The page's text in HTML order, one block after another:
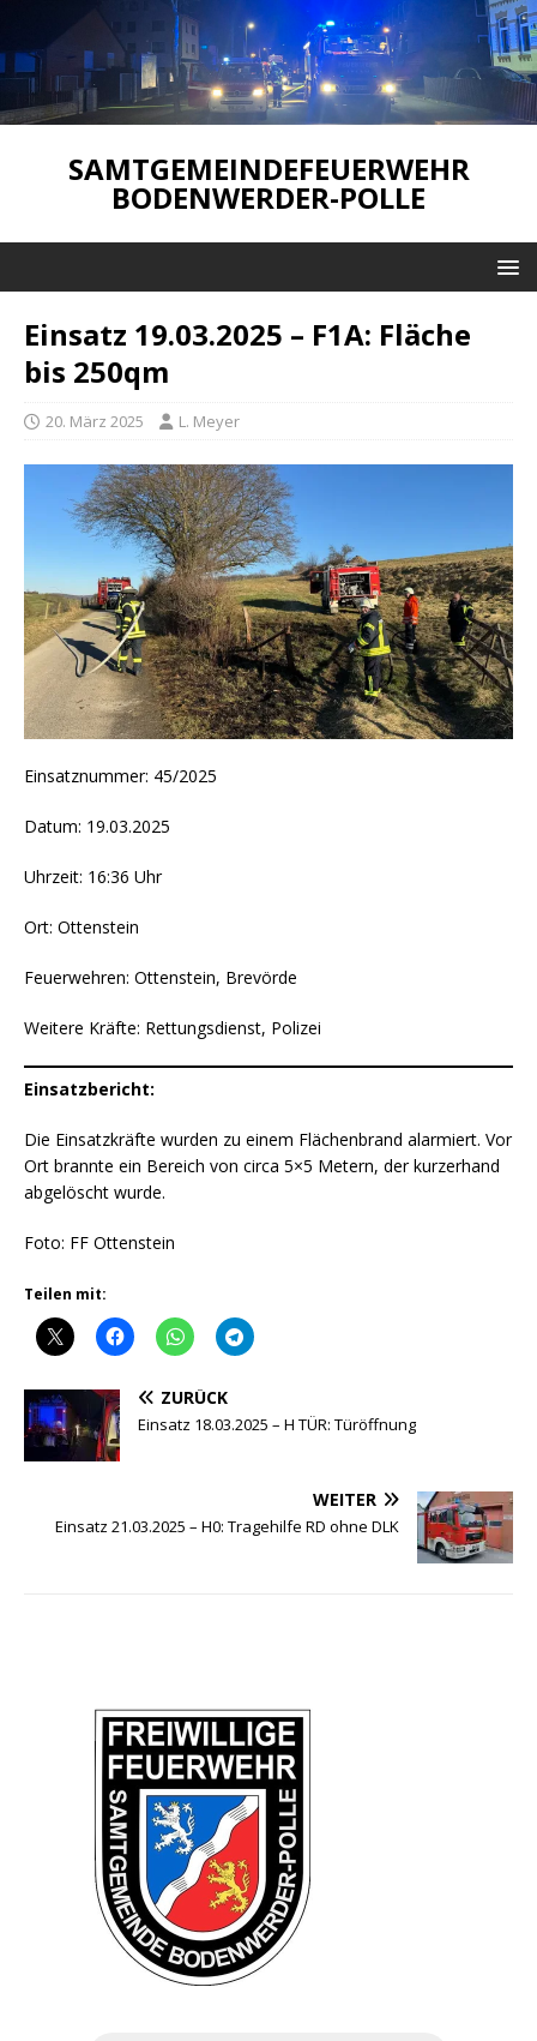
SAMTGEMEINDEFEUERWEHR
BODENWERDER-POLLE
Einsatz 19.03.2025 – F1A: Fläche
bis 250qm
20. März 2025 L. Meyer
Einsatznummer: 45/2025
Datum: 19.03.2025
Uhrzeit: 16:36 Uhr
Ort: Ottenstein
Feuerwehren: Ottenstein, Brevörde
Weitere Kräfte: Rettungsdienst, Polizei
Einsatzbericht:
Die Einsatzkräfte wurden zu einem Flächenbrand alarmiert. Vor
Ort brannte ein Bereich von circa 5×5 Metern, der kurzerhand
abgelöscht wurde.
Foto: FF Ottenstein
Teilen mit:
ZURÜCK
Einsatz 18.03.2025 – H TÜR: Türöffnung
WEITER
Einsatz 21.03.2025 – H0: Tragehilfe RD ohne DLK